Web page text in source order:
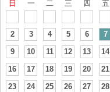
日 一 二 三 四 五
2
3 4 5 6 7
9
10 11 12 13 14
16
17 18 19 20 21
23
24 25 26 27 28